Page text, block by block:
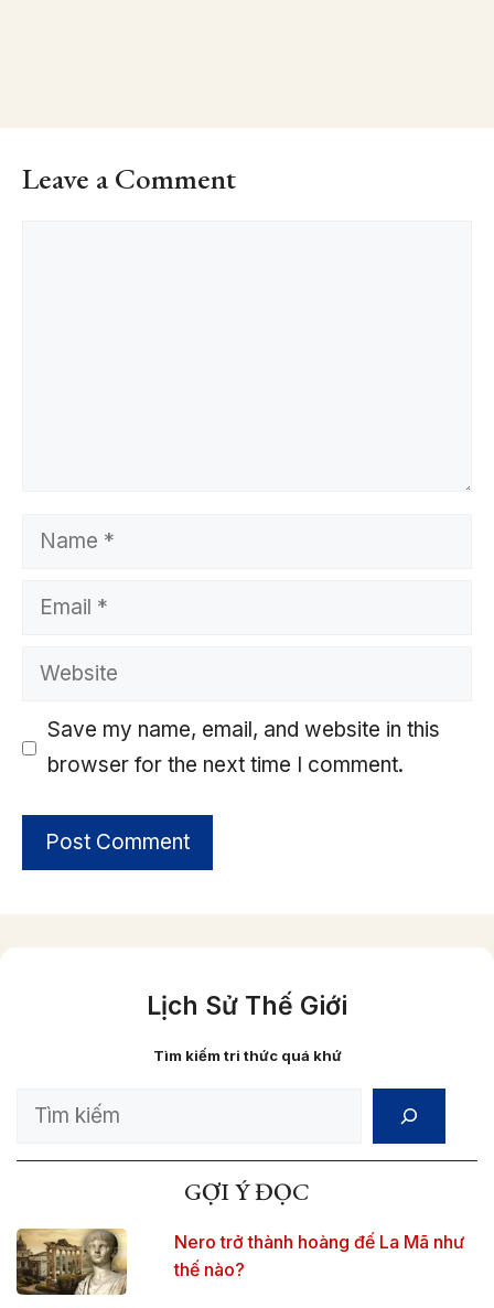
Leave a Comment
Name
Email
Website
Save my name, email, and website in this
browser for the next time I comment.
Lịch Sử Thế Giới
Tìm kiếm tri thức quá khứ
Search
GỢI Ý ĐỌC
Nero trở thành hoàng đế La Mã như
thế nào?